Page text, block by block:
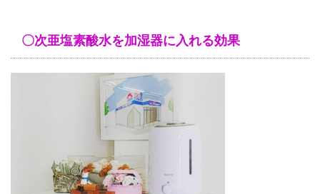
〇次亜塩素酸水を加湿器に入れる効果